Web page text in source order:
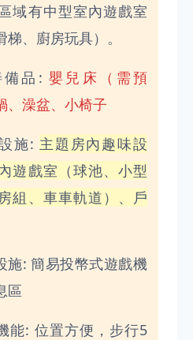
域有中型室內遊戲室
梯、廚房玩具）。
備品:嬰兒床（需預
、澡盆、小椅子
施: 主題房內趣味設
遊戲室（球池、小型
組、車車軌道）、戶
施: 簡易投幣式遊戲機
區
能: 位置方便，步行5